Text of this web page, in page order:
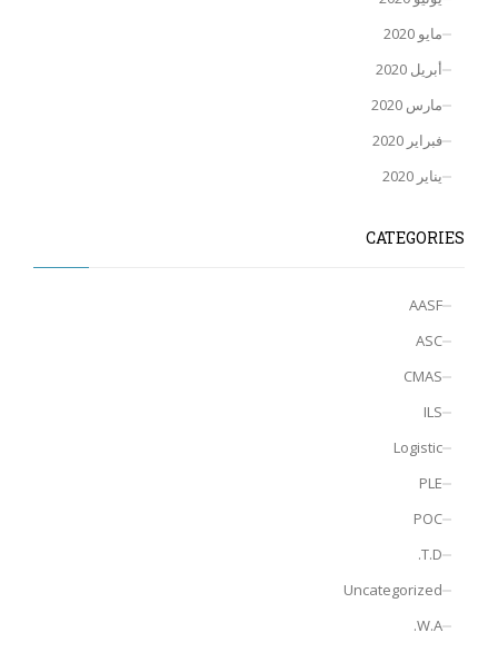
مايو 2020
أبريل 2020
مارس 2020
فبراير 2020
يناير 2020
CATEGORIES
AASF
ASC
CMAS
ILS
Logistic
PLE
POC
T.D.
Uncategorized
W.A.